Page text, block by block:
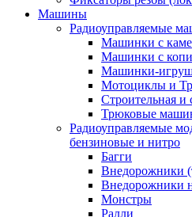
Машины
Радиоуправляемые
Машинки с
Машинки с
Машинки-
Мотоциклы и
Строительная и
Трюковые
Радиоуправляемые
бензиновые и нитро
Багги
Внедорожники
Внедорожники
Монстры
Ралли